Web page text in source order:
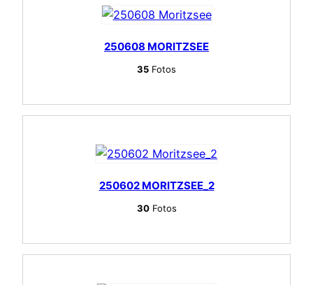
250608 MORITZSEE
35 Fotos
250602 MORITZSEE_2
30Fotos